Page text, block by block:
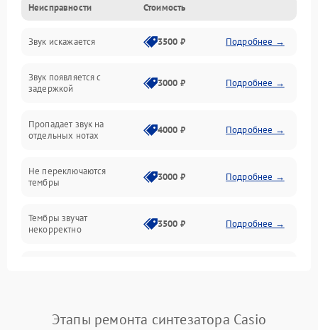
Управление и электроника
Клавиатура
Подключения и интерфейсы
Оптика
Электроника
Неисправности Стоимость
Звук искажается 3500 ₽ Подробнее →
Звук появляется с
задержкой
3000 ₽ Подробнее →
Пропадает звук на
отдельных нотах
4000 ₽ Подробнее →
Не переключаются
тембры
3000 ₽ Подробнее →
Тембры звучат
некорректно
3500 ₽ Подробнее →
Этапы ремонта синтезатора Casio